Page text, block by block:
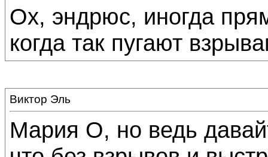
Ох, эндрюс, иногда
когда так пугают
Виктор Эль
Мария О, но ведь